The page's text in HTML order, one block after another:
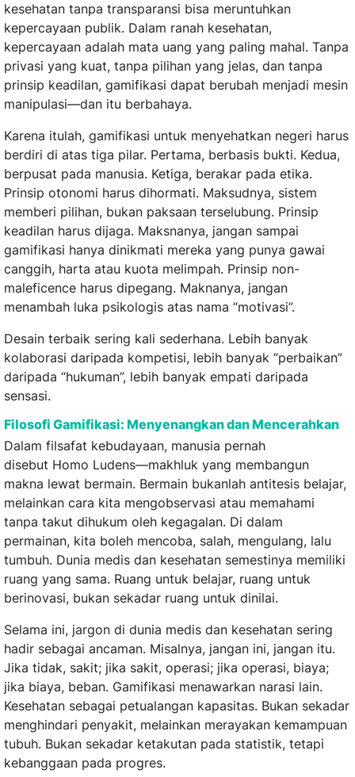
kesehatan tanpa transparansi bisa meruntuhkan
kepercayaan publik. Dalam ranah kesehatan,
kepercayaan adalah mata uang yang paling mahal. Tanpa
privasi yang kuat, tanpa pilihan yang jelas, dan tanpa
prinsip keadilan, gamifikasi dapat berubah menjadi mesin
manipulasi—dan itu berbahaya.
Karena itulah, gamifikasi untuk menyehatkan negeri harus
berdiri di atas tiga pilar. Pertama, berbasis bukti. Kedua,
berpusat pada manusia. Ketiga, berakar pada etika.
Prinsip otonomi harus dihormati. Maksudnya, sistem
memberi pilihan, bukan paksaan terselubung. Prinsip
keadilan harus dijaga. Maksnanya, jangan sampai
gamifikasi hanya dinikmati mereka yang punya gawai
canggih, harta atau kuota melimpah. Prinsip non-
maleficence harus dipegang. Maknanya, jangan
menambah luka psikologis atas nama “motivasi”.
Desain terbaik sering kali sederhana. Lebih banyak
kolaborasi daripada kompetisi, lebih banyak “perbaikan”
daripada “hukuman”, lebih banyak empati daripada
sensasi.
Filosofi Gamifikasi: Menyenangkan dan Mencerahkan
Dalam filsafat kebudayaan, manusia pernah
disebut Homo Ludens—makhluk yang membangun
makna lewat bermain. Bermain bukanlah antitesis belajar,
melainkan cara kita mengobservasi atau memahami
tanpa takut dihukum oleh kegagalan. Di dalam
permainan, kita boleh mencoba, salah, mengulang, lalu
tumbuh. Dunia medis dan kesehatan semestinya memiliki
ruang yang sama. Ruang untuk belajar, ruang untuk
berinovasi, bukan sekadar ruang untuk dinilai.
Selama ini, jargon di dunia medis dan kesehatan sering
hadir sebagai ancaman. Misalnya, jangan ini, jangan itu.
Jika tidak, sakit; jika sakit, operasi; jika operasi, biaya;
jika biaya, beban. Gamifikasi menawarkan narasi lain.
Kesehatan sebagai petualangan kapasitas. Bukan sekadar
menghindari penyakit, melainkan merayakan kemampuan
tubuh. Bukan sekadar ketakutan pada statistik, tetapi
kebanggaan pada progres.